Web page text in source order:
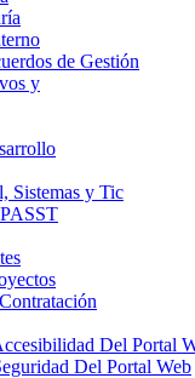
de Gestión
y
Sistemas y Tic
Del Portal
Del Portal Web